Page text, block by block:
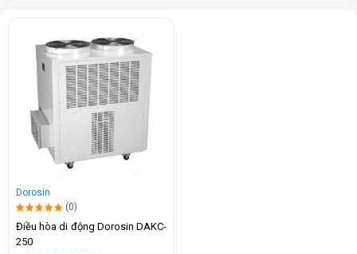
Dorosin
(0)
Điều hòa di động Dorosin DAKC-
250